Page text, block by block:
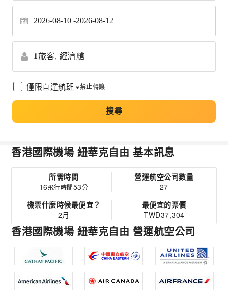
2026-08-10 2026-08-12
1旅客, 經濟艙
僅限直達航班 ※禁止轉讓
搜尋
香港國際機場 紐華克自由 基本訊息
所需時間
16飛行時間53分
營運航空公司數量
27
機票什麼時候最便宜？
2月
最便宜的票價
TWD37,304
香港國際機場 紐華克自由 營運航空公司